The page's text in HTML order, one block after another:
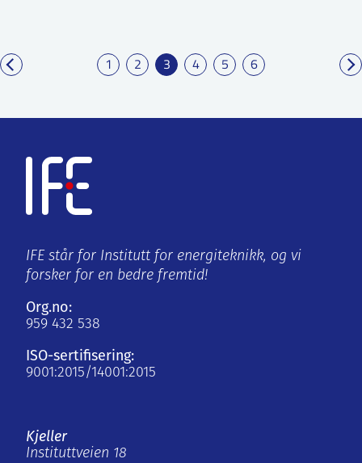
1 2 3 4 5 6
IFE står for Institutt for energiteknikk, og vi
forsker for en bedre fremtid!
Org.no:
959 432 538
ISO-sertifisering:
9001:2015/14001:2015
Kjeller
Instituttveien 18